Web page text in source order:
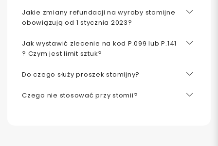
Jakie zmiany refundacji na wyroby stomijne
obowiązują od 1 stycznia 2023?
Jak wystawić zlecenie na kod P.099 lub P.141
? Czym jest limit sztuk?
Do czego służy proszek stomijny?
Czego nie stosować przy stomii?